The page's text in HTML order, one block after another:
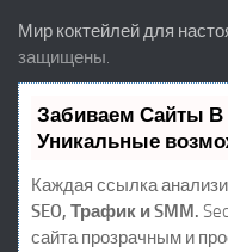
Мир коктейлей для
защищены.
Забиваем Сайты
Уникальные
Каждая ссылка
SEO, Трафик и SMM.
сайта прозрачным и